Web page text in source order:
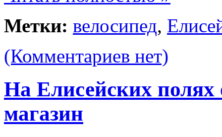
Метки: велосипед,
(Комментариев нет)
На Елисейских
магазин